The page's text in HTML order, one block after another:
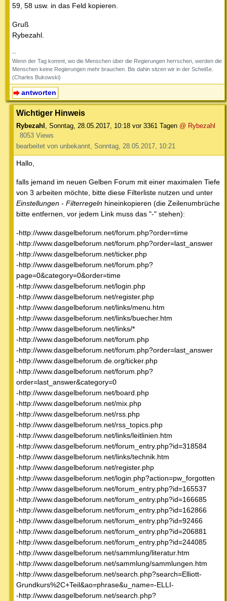
59, 58 usw. in das Feld kopieren.
Gruß
Rybezahl.
--
Wenn der Tag kommt, wo die Menschen über die Regierungen herrschen, werden die
Menschen keine Regierungen mehr brauchen. Bis dahin sitzen wir in der Scheiße.
(Charles Bukowski)
antworten
Wichtiger Hinweis
Rybezahl Sonntag, 28.05.2017, 10:18 vor 3361 Tagen @ Rybezahl
8053 Views
bearbeitet von unbekannt, Sonntag, 28.05.2017, 10:21
Hallo,
falls jemand im neuen Gelben Forum mit einer maximalen Tiefe
von 3 arbeiten möchte, bitte diese Filterliste nutzen und unter
Einstellungen - Filterregeln hineinkopieren (die Zeilenumbrüche
bitte entfernen, vor jedem Link muss das "-" stehen):
-http://www.dasgelbeforum.net/forum.php?order=time
-http://www.dasgelbeforum.net/forum.php?order=last_answer
-http://www.dasgelbeforum.net/ticker.php
-http://www.dasgelbeforum.net/forum.php?
page=0&category=0&order=time
-http://www.dasgelbeforum.net/login.php
-http://www.dasgelbeforum.net/register.php
-http://www.dasgelbeforum.net/links/menu.htm
-http://www.dasgelbeforum.net/links/buecher.htm
-http://www.dasgelbeforum.net/links/*
-http://www.dasgelbeforum.net/forum.php
-http://www.dasgelbeforum.net/forum.php?order=last_answer
-http://www.dasgelbeforum.de.org/ticker.php
-http://www.dasgelbeforum.net/forum.php?
order=last_answer&category=0
-http://www.dasgelbeforum.net/board.php
-http://www.dasgelbeforum.net/mix.php
-http://www.dasgelbeforum.net/rss.php
-http://www.dasgelbeforum.net/rss_topics.php
-http://www.dasgelbeforum.net/links/leitlinien.htm
-http://www.dasgelbeforum.net/forum_entry.php?id=318584
-http://www.dasgelbeforum.net/links/technik.htm
-http://www.dasgelbeforum.net/register.php
-http://www.dasgelbeforum.net/login.php?action=pw_forgotten
-http://www.dasgelbeforum.net/forum_entry.php?id=165537
-http://www.dasgelbeforum.net/forum_entry.php?id=166685
-http://www.dasgelbeforum.net/forum_entry.php?id=162866
-http://www.dasgelbeforum.net/forum_entry.php?id=92466
-http://www.dasgelbeforum.net/forum_entry.php?id=206881
-http://www.dasgelbeforum.net/forum_entry.php?id=244085
-http://www.dasgelbeforum.net/sammlung/literatur.htm
-http://www.dasgelbeforum.net/sammlung/sammlungen.htm
-http://www.dasgelbeforum.net/search.php?search=Elliott-
Grundkurs%2C+Teil&ao=phrase&u_name=-ELLI-
-http://www.dasgelbeforum.net/search.php?